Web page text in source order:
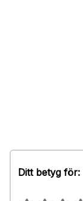
Ditt betyg för: